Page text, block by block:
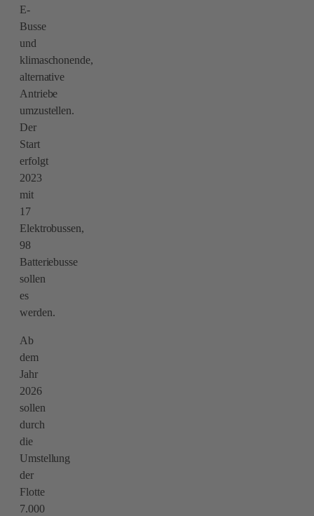
E-
Busse
und
klimaschonende,
alternative
Antriebe
umzustellen.
Der
Start
erfolgt
2023
mit
17
Elektrobussen,
98
Batteriebusse
sollen
es
werden.
Ab
dem
Jahr
2026
sollen
durch
die
Umstellung
der
Flotte
7.000